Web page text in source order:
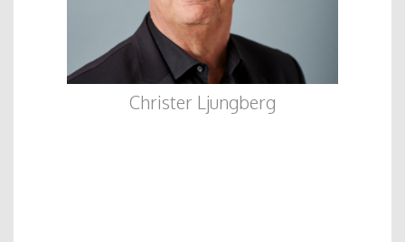
Christer Ljungberg